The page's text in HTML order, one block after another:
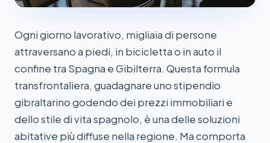
Ogni giorno lavorativo, migliaia di persone
attraversano a piedi, in bicicletta o in auto il
confine tra Spagna e Gibilterra. Questa formula
transfrontaliera, guadagnare uno stipendio
gibraltarino godendo dei prezzi immobiliari e
dello stile di vita spagnolo, è una delle soluzioni
abitative più diffuse nella regione. Ma comporta